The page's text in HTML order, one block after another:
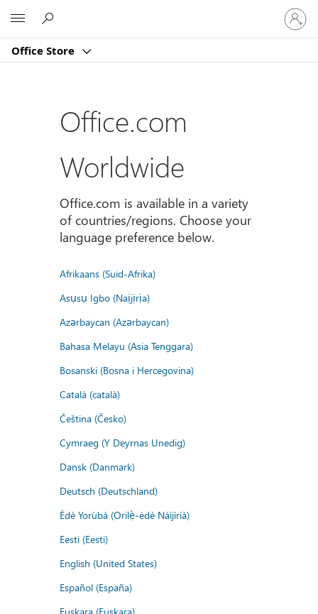
Office Store
登
入
您
Office.com
Worldwide
Office.com is available in a variety
of countries/regions. Choose your
language preference below.
Afrikaans (Suid-Afrika)
Asụsụ Igbo (Naịjịrịa)
Azərbaycan (Azərbaycan)
Bahasa Melayu (Asia Tenggara)
Bosanski (Bosna i Hercegovina)
Català (català)
Čeština (Česko)
Cymraeg (Y Deyrnas Unedig)
Dansk (Danmark)
Deutsch (Deutschland)
Èdè Yorùbá (Orilẹ̀-èdè Nàìjíríà)
Eesti (Eesti)
English (United States)
Español (España)
Euskara (Euskara)